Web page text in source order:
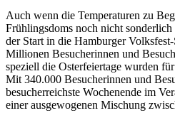
Auch wenn die Temperaturen zu
Frühlingsdoms noch nicht
der Start in die Hamburger
Millionen Besucherinnen und
speziell die Osterfeiertage wurden
Mit 340.000 Besucherinnen und
besucherreichste Wochenende im
einer ausgewogenen Mischung